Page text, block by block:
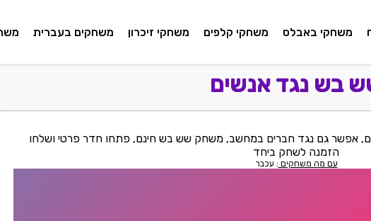
משחקי באבלס משחקי קלפים משחקי זיכרון משחקים בעברית
בש נגד אנשים
אפשר גם נגד חברים במחשב, משחק שש בש חינם, פתחו חדר פרטי ושלחו
הזמנה לשחק ביחד
עם מה משחקים : עכבר